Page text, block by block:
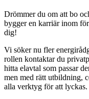
Drömmer du om att bo
bygger en karriär inom
dig!
Vi söker nu fler
rollen kontaktar du
hitta elavtal som passar
men med rätt utbildning,
alla verktyg för att lyckas.